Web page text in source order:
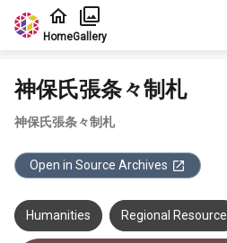
Jump to main content
HomeGallery
神保氏張条々制札
神保氏張条々制札
Open in Source Archives
Humanities Regional Resource